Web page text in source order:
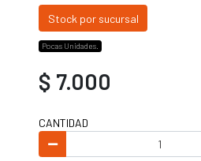
Stock por sucursal
Pocas Unidades.
$ 7.000
CANTIDAD